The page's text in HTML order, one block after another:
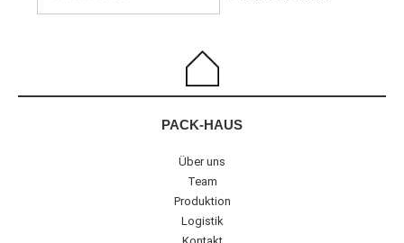
PACK-HAUS
Über uns
Team
Produktion
Logistik